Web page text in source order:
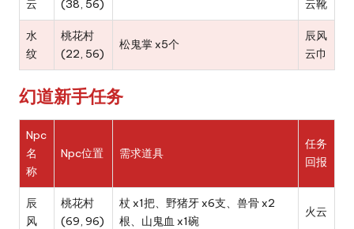
云 (38, 56) 云靴
水
纹
桃花村
(22, 56)
松鬼掌 x5个
辰风
云巾
幻道新手任务
Npc
名
称
Npc位置 需求道具
任务
回报
辰
风
桃花村
(69, 96)
杖 x1把、野猪牙 x6支、兽骨 x2
根、山鬼血 x1碗
火云